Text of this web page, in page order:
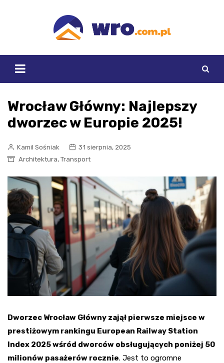
Wrocław Główny: Najlepszy
dworzec w Europie 2025!
Kamil Sośniak
31 sierpnia, 2025
Architektura, Transport
Dworzec Wrocław Główny zajął pierwsze miejsce w
prestiżowym rankingu European Railway Station
Index 2025 wśród dworców obsługujących poniżej 50
milionów pasażerów rocznie. Jest to ogromne